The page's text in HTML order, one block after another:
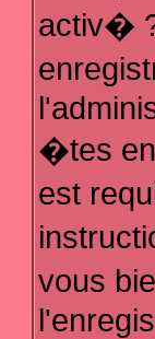
activ�
�tes
est
vous